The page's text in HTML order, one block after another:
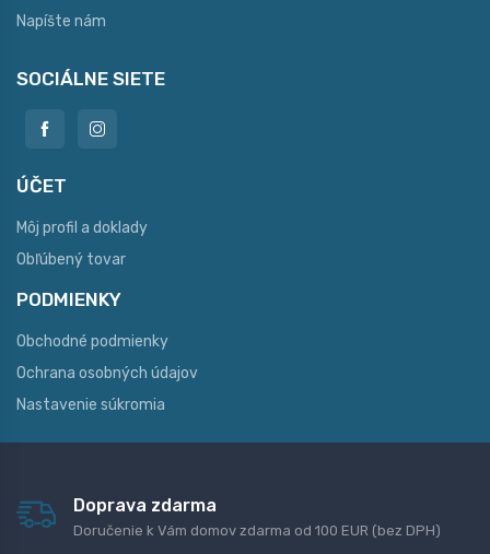
Napíšte nám
SOCIÁLNE SIETE
ÚČET
Môj profil a doklady
Obľúbený tovar
PODMIENKY
Obchodné podmienky
Ochrana osobných údajov
Nastavenie súkromia
Doprava zdarma
Doručenie k Vám domov zdarma od 100 EUR (bez DPH)